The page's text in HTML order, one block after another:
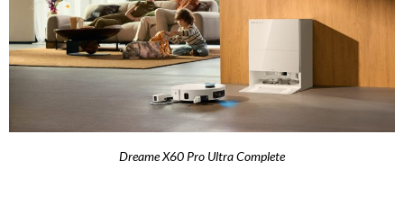
Dreame X60 Pro Ultra Complete